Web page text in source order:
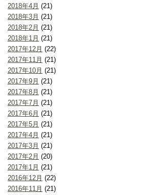
2018年4月 (21)
2018年3月 (21)
2018年2月 (21)
2018年1月 (21)
2017年12月 (22)
2017年11月 (21)
2017年10月 (21)
2017年9月 (21)
2017年8月 (21)
2017年7月 (21)
2017年6月 (21)
2017年5月 (21)
2017年4月 (21)
2017年3月 (21)
2017年2月 (20)
2017年1月 (21)
2016年12月 (22)
2016年11月 (21)